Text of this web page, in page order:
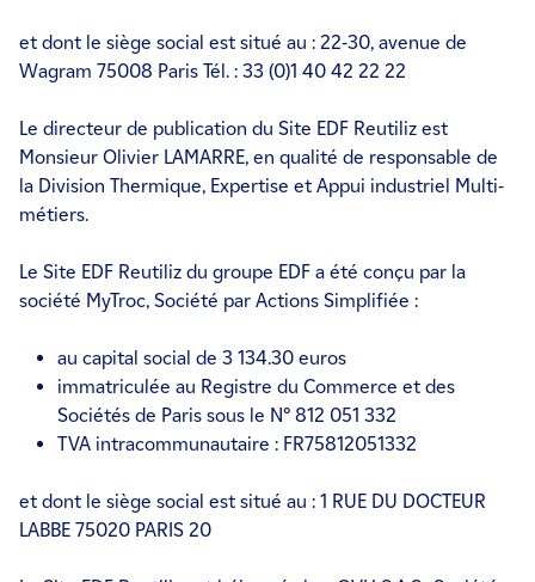
et dont le siège social est situé au : 22-30, avenue de
Wagram 75008 Paris Tél. : 33 (0)1 40 42 22 22
Le directeur de publication du Site EDF Reutiliz est
Monsieur Olivier LAMARRE, en qualité de responsable de
la Division Thermique, Expertise et Appui industriel Multi-
métiers.
Le Site EDF Reutiliz du groupe EDF a été conçu par la
société MyTroc, Société par Actions Simplifiée :
au capital social de 3 134.30 euros
immatriculée au Registre du Commerce et des
Sociétés de Paris sous le N° 812 051 332
TVA intracommunautaire : FR75812051332
et dont le siège social est situé au : 1 RUE DU DOCTEUR
LABBE 75020 PARIS 20